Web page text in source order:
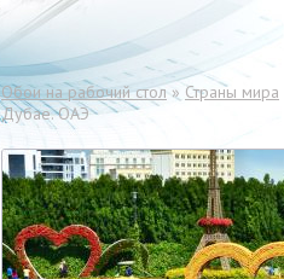
Обои на рабочий стол» Страны мира
Дубае. ОАЭ